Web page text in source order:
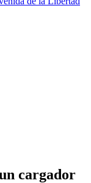
cargador